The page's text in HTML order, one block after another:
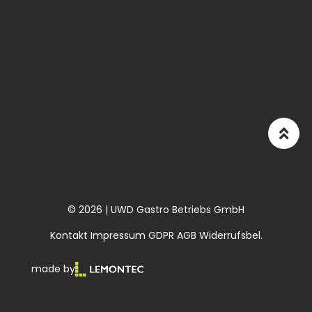
© 2026 | UWD Gastro Betriebs GmbH
Kontakt Impressum GDPR AGB Widerrufsbel.
made by